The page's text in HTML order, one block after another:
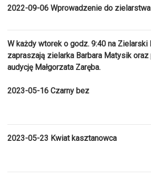
2022-09-06 Wprowadzenie do zielarstwa
W każdy wtorek o godz. 9:40 na Zielarski
zapraszają zielarka Barbara Matysik
audycję Małgorzata Zaręba.
2023-05-16 Czarny bez
2023-05-23 Kwiat kasztanowca